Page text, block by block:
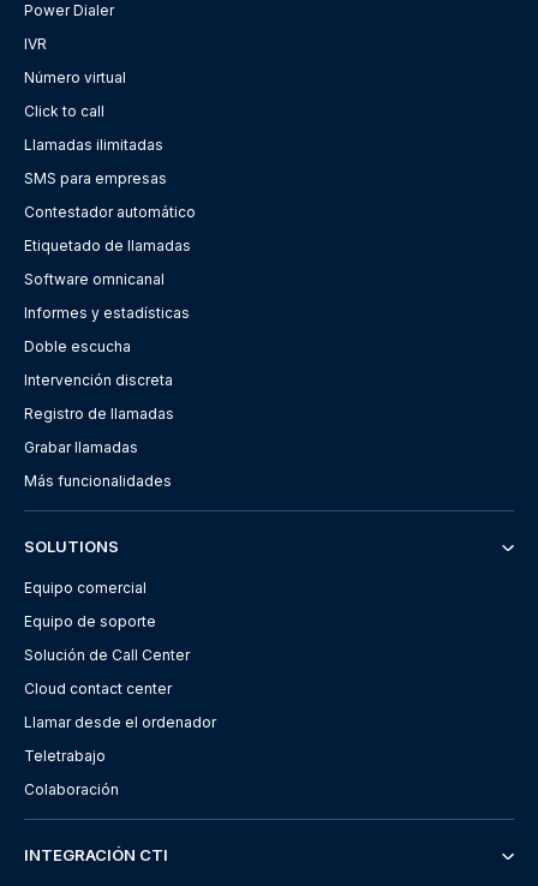
Power Dialer
IVR
Número virtual
Click to call
Llamadas ilimitadas
SMS para empresas
Contestador automático
Etiquetado de llamadas
Software omnicanal
Informes y estadísticas
Doble escucha
Intervención discreta
Registro de llamadas
Grabar llamadas
Más funcionalidades
SOLUTIONS
Equipo comercial
Equipo de soporte
Solución de Call Center
Cloud contact center
Llamar desde el ordenador
Teletrabajo
Colaboración
INTEGRACIÓN CTI